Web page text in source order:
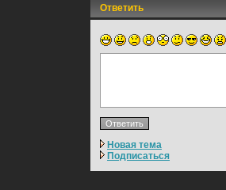
Ответить
Новая тема
Подписаться